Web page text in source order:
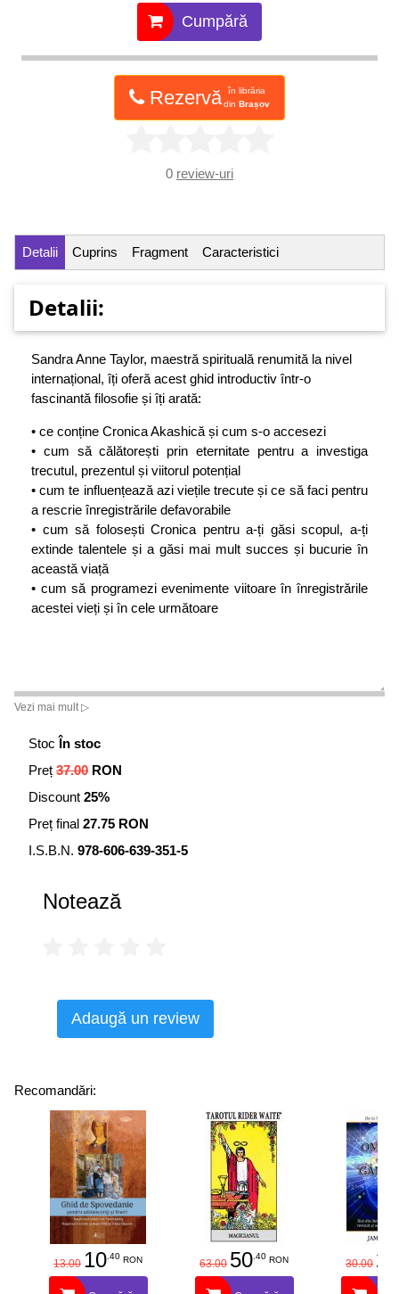
Cumpără
Rezervă
în librăria
din Brașov
0 review-uri
Detalii Cuprins Fragment Caracteristici
Detalii:
Sandra Anne Taylor, maestră spirituală renumită la nivel
internațional, îți oferă acest ghid introductiv într-o
fascinantă filosofie și îți arată:
• ce conține Cronica Akashică și cum s-o accesezi
• cum să călătorești prin eternitate pentru a investiga
trecutul, prezentul și viitorul potențial
• cum te influențează azi viețile trecute și ce să faci pentru
a rescrie înregistrările defavorabile
• cum să folosești Cronica pentru a-ți găsi scopul, a-ți
extinde talentele și a găsi mai mult succes și bucurie în
această viață
• cum să programezi evenimente viitoare în înregistrările
acestei vieți și în cele următoare
Vezi mai mult ▷
Stoc În stoc
Preț 37.00 RON
Discount 25%
Preț final 27.75 RON
I.S.B.N. 978-606-639-351-5
Notează
Adaugă un review
Recomandări:
13.00 10.40 RON 63.00 50.40 RON 30.00 25